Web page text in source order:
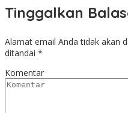
Tinggalkan
Alamat email Anda tidak akan
ditandai *
Komentar